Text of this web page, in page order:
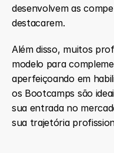
desenvolvem as
destacarem.
Além disso, muitos
modelo para
aperfeiçoando em
os Bootcamps são
sua entrada no
sua trajetória